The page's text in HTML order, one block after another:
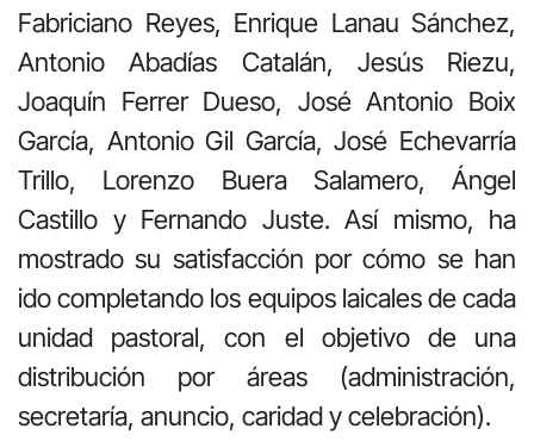
Fabriciano Reyes, Enrique Lanau Sánchez,
Antonio Abadías Catalán, Jesús Riezu,
Joaquín Ferrer Dueso, José Antonio Boix
García, Antonio Gil García, José Echevarría
Trillo, Lorenzo Buera Salamero, Ángel
Castillo y Fernando Juste. Así mismo, ha
mostrado su satisfacción por cómo se han
ido completando los equipos laicales de cada
unidad pastoral, con el objetivo de una
distribución por áreas (administración,
secretaría, anuncio, caridad y celebración).